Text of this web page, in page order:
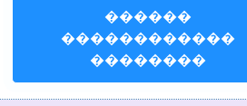
������
������������
��������